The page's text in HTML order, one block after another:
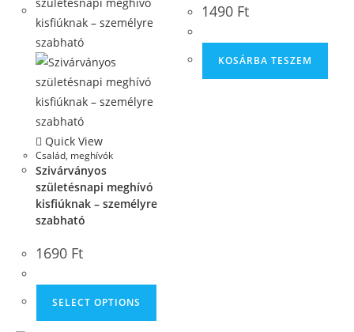
Quick View
Család, meghívók
Szivárványos
születésnapi meghívó
kisfiúknak – személyre
szabható
1690 Ft
SELECT OPTIONS
1490 Ft
KOSÁRBA TESZEM